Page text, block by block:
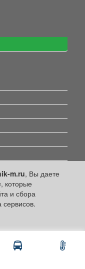
m.ru, Вы даете
которые
и сбора
достоверность